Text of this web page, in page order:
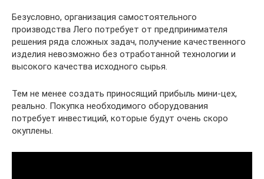
Безусловно, организация самостоятельного
производства Лего потребует от предпринимателя
решения ряда сложных задач, получение качественного
изделия невозможно без отработанной технологии и
высокого качества исходного сырья.
Тем не менее создать приносящий прибыль мини-цех,
реально. Покупка необходимого оборудования
потребует инвестиций, которые будут очень скоро
окуплены.